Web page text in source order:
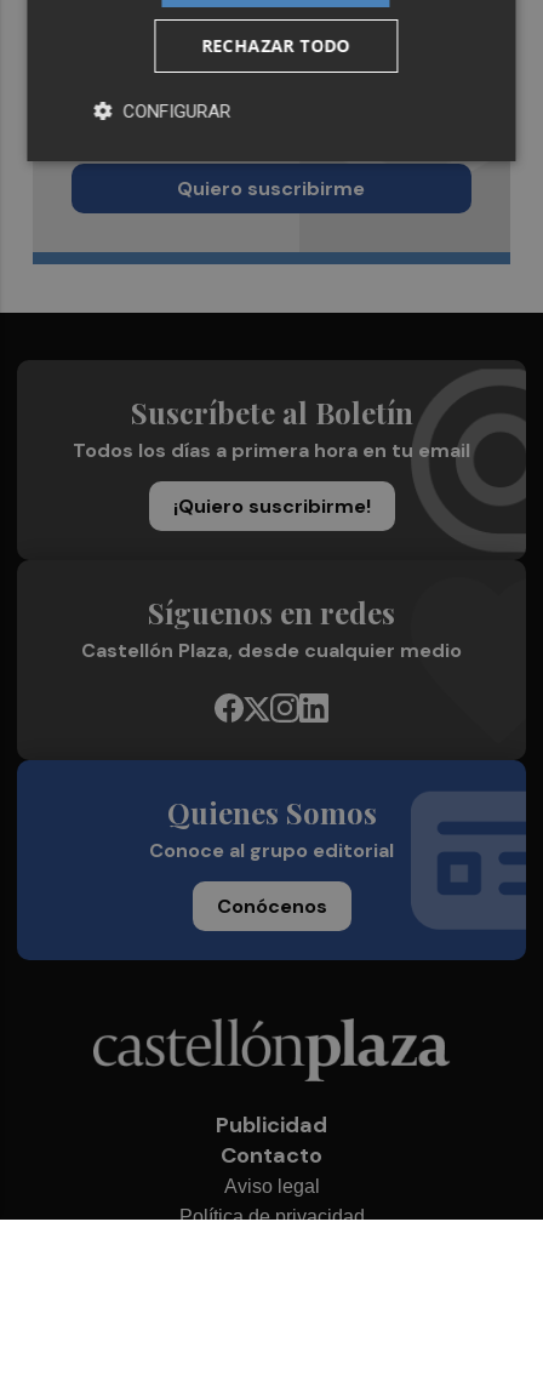
Recibe toda la actualidad de
Quiero suscribirme
Suscríbete al Boletín
Todos los días a primera hora en tu email
¡Quiero suscribirme!
Síguenos en redes
Castellón Plaza, desde cualquier medio
Quienes Somos
Conoce al grupo editorial
Conócenos
Publicidad
Contacto
Aviso legal
Política de privacidad
RECHAZAR TODO
CONFIGURAR